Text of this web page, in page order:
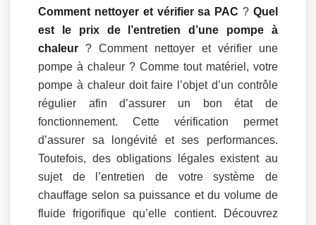
Comment nettoyer et vérifier sa PAC ? Quel
est le prix de l’entretien d’une pompe à
chaleur ? Comment nettoyer et vérifier une
pompe à chaleur ? Comme tout matériel, votre
pompe à chaleur doit faire l’objet d’un contrôle
régulier afin d’assurer un bon état de
fonctionnement. Cette vérification permet
d’assurer sa longévité et ses performances.
Toutefois, des obligations légales existent au
sujet de l’entretien de votre système de
chauffage selon sa puissance et du volume de
fluide frigorifique qu’elle contient. Découvrez